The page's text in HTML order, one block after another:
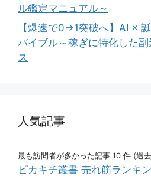
ル鑑定マニュアル～
【爆速で0→1突破へ】AI ×
バイブル～稼ぎに特化した
ス
人気記事
最も訪問者が多かった記事 10 件 (過
ピカキチ叢書 売れ筋ランキ